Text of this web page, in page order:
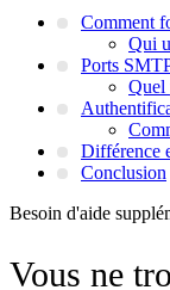
Comment
Qui
Ports
Quel
Différence
Conclusion
Besoin d'aide
Vous ne